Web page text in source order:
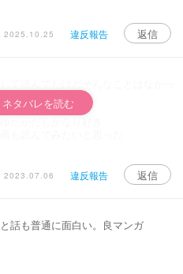
2025.10.25 違反報告 返信
いう人用の漫画
ネタバレを読む
2023.07.06 違反報告 返信
話も普通に面白い。良マンガ